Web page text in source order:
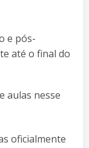
e pós-
até o final do
aulas nesse
oficialmente